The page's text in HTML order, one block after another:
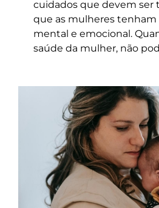
cuidados que devem ser
que as mulheres tenham
mental e emocional.
saúde da mulher, não